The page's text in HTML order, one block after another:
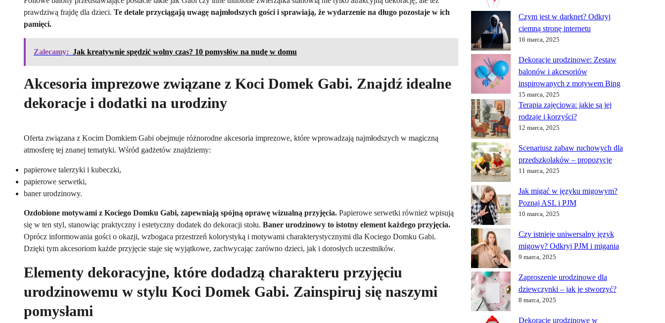
prawdziwą frajdę dla dzieci. Te detale przyciągają uwagę najmłodszych gości i sprawiają, że wydarzenie na długo pozostaje w ich
pamięci.
Zalecamy: Jak kreatywnie spędzić wolny czas? 10 pomysłów na nudę w domu
Akcesoria imprezowe związane z Koci Domek Gabi. Znajdź idealne
dekoracje i dodatki na urodziny
Oferta związana z Kocim Domkiem Gabi obejmuje różnorodne akcesoria imprezowe, które wprowadzają najmłodszych w magiczną
atmosferę tej znanej tematyki. Wśród gadżetów znajdziemy:
papierowe talerzyki i kubeczki,
papierowe serwetki,
baner urodzinowy.
Ozdobione motywami z Kociego Domku Gabi, zapewniają spójną oprawę wizualną przyjęcia. Papierowe serwetki również wpisują
się w ten styl, stanowiąc praktyczny i estetyczny dodatek do dekoracji stołu. Baner urodzinowy to istotny element każdego przyjęcia.
Oprócz informowania gości o okazji, wzbogaca przestrzeń kolorystyką i motywami charakterystycznymi dla Kociego Domku Gabi.
Dzięki tym akcesoriom każde przyjęcie staje się wyjątkowe, zachwycając zarówno dzieci, jak i dorosłych uczestników.
Elementy dekoracyjne, które dodadzą charakteru przyjęciu
urodzinowemu w stylu Koci Domek Gabi. Zainspiruj się naszymi
pomysłami
Czym jest w darknet? Odkryj
ciemną stronę internetu
16 marca, 2025
Dekoracje urodzinowe: Zestaw
balonów i akcesoriów
inspirowanych z motywem Bing
15 marca, 2025
Terapia zajęciowa: jakie są jej
rodzaje i korzyści?
12 marca, 2025
Scenariusz zabaw ruchowych dla
przedszkolaków – propozycje
11 marca, 2025
Jak migać w języku migowym?
Poznaj ASL i PJM
10 marca, 2025
Czy istnieje uniwersalny język
migowy? Odkryj PJM i migania
9 marca, 2025
Zaproszenie urodzinowe dla
dziewczynki – jak je stworzyć?
8 marca, 2025
Dekoracje urodzinowe w